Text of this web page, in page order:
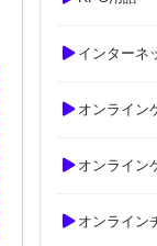
インターネ
オンライン
オンライン
オンライン